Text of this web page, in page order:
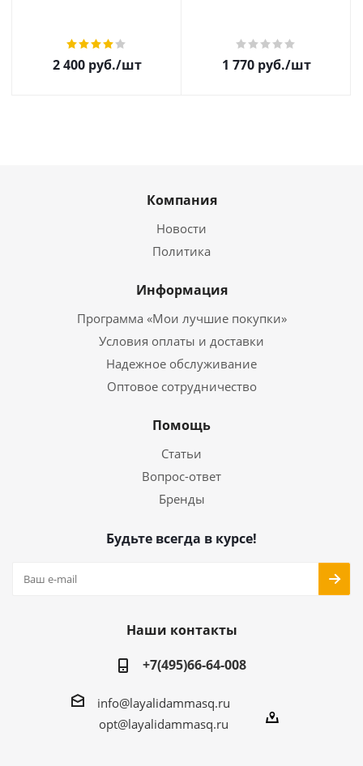
2 400руб./шт 1 770руб./шт
Компания
Новости
Политика
Информация
Программа «Мои лучшие покупки»
Условия оплаты и доставки
Надежное обслуживание
Оптовое сотрудничество
Помощь
Статьи
Вопрос-ответ
Бренды
Будьте всегда в курсе!
Наши контакты
+7(495)66-64-008
info@layalidammasq.ru
opt@layalidammasq.ru